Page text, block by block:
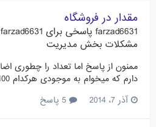
مقدار در فروشگاه
farzad6631 پاسخی برای farzad6631
مشکلات بخش مدیریت
دارم که میخوام به موجودی هرکدام 100 تا اضافه کنم چیکار کنم
آذر 7، 2014